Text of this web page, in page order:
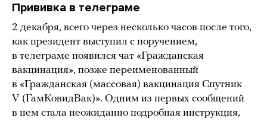
Прививка в телеграме
2 декабря, всего через несколько часов после того,
как президент выступил с поручением,
в телеграме появился чат «Гражданская
вакцинация», позже переименованный
в «Гражданская (массовая) вакцинация Спутник
V (ГамКовидВак)». Одним из первых сообщений
в нем стала неожиданно подробная инструкция,